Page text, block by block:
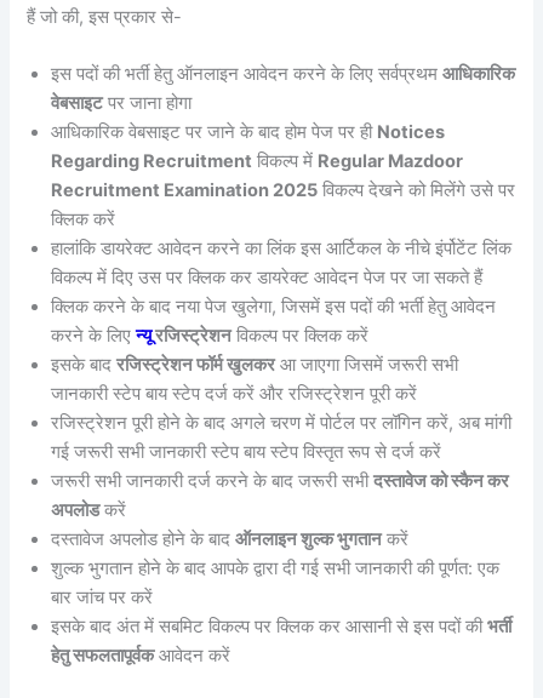
हैं जो की, इस प्रकार से-
इस पदों की भर्ती हेतु ऑनलाइन आवेदन करने के लिए सर्वप्रथमआधिकारिक
वेबसाइटपर जाना होगा
आधिकारिक वेबसाइट पर जाने के बाद होम पेज पर ही Notices
Regarding Recruitment विकल्प में Regular Mazdoor
Recruitment Examination 2025 विकल्प देखने को मिलेंगे उसे पर
क्लिक करें
हालांकि डायरेक्ट आवेदन करने का लिंक इस आर्टिकल के नीचे इंर्पोटेंट लिंक
विकल्प में दिए उस पर क्लिक कर डायरेक्ट आवेदन पेज पर जा सकते हैं
क्लिक करने के बाद नया पेज खुलेगा, जिसमें इस पदों की भर्ती हेतु आवेदन
करने के लिएन्यूरजिस्ट्रेशनविकल्प पर क्लिक करें
इसके बादरजिस्ट्रेशन फॉर्म खुलकरआ जाएगा जिसमें जरूरी सभी
जानकारी स्टेप बाय स्टेप दर्ज करें और रजिस्ट्रेशन पूरी करें
रजिस्ट्रेशन पूरी होने के बाद अगले चरण में पोर्टल पर लॉगिन करें, अब मांगी
गई जरूरी सभी जानकारी स्टेप बाय स्टेप विस्तृत रूप से दर्ज करें
जरूरी सभी जानकारी दर्ज करने के बाद जरूरी सभीदस्तावेज को स्कैन कर
अपलोडकरें
दस्तावेज अपलोड होने के बादऑनलाइन शुल्क भुगतानकरें
शुल्क भुगतान होने के बाद आपके द्वारा दी गई सभी जानकारी की पूर्णत: एक
बार जांच पर करें
इसके बाद अंत में सबमिट विकल्प पर क्लिक कर आसानी से इस पदों कीभर्ती
हेतु सफलतापूर्वकआवेदन करें